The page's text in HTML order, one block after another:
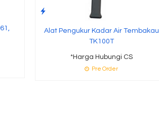
Alat Pengukur Kadar Air Tembakau
TK100T
*Harga Hubungi CS
Pre Order